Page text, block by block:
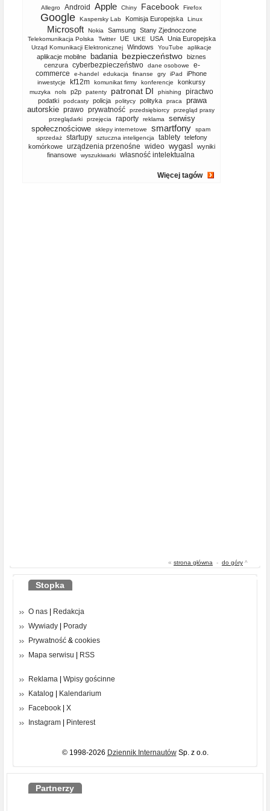
Allegro Android Apple Chiny Facebook Firefox
Google Kaspersky Lab Komisja Europejska Linux
Microsoft Nokia Samsung Stany Zjednoczone
Telekomunikacja Polska Twitter UE UKE USA Unia Europejska
Urząd Komunikacji Elektronicznej Windows YouTube aplikacje
aplikacje mobilne badania bezpieczeństwo biznes
cenzura cyberbezpieczeństwo dane osobowe
e-
commerce
e-handel edukacja finanse gry iPad iPhone
inwestycje kf12m komunikat firmy konferencje konkursy
muzyka nols p2p patenty patronat DI phishing piractwo
podatki podcasty policja politycy polityka praca
prawa
autorskie prawo prywatność przedsiębiorcy
przegląd prasy
przeglądarki
przejęcia raporty reklama
serwisy
społecznościowe
sklepy internetowe smartfony
spam
sprzedaż
startupy sztuczna inteligencja tablety telefony
komórkowe
urządzenia przenośne wideo wygasl
wyniki
finansowe
wyszukiwarki własność intelektualna
Więcej tagów
« strona główna - do góry ^
Stopka
O nas | Redakcja
Wywiady | Porady
Prywatność & cookies
Mapa serwisu | RSS
Reklama | Wpisy gościnne
Katalog | Kalendarium
Facebook | X
Instagram | Pinterest
© 1998-2026 Dziennik InternautówSp. z o.o.
Partnerzy